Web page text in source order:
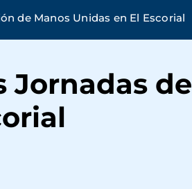
de Manos Unidas en El Escorial
Jornadas de